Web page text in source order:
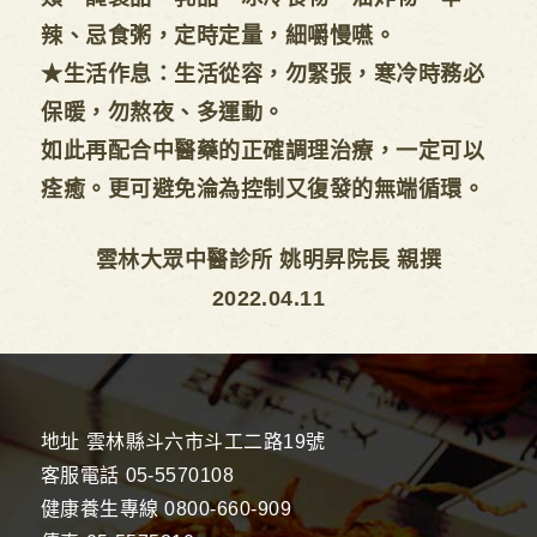
辣、忌食粥，定時定量，細嚼慢嚥。
★生活作息：生活從容，勿緊張，寒冷時務必
保暖，勿熬夜、多運動。
如此再配合中醫藥的正確調理治療，一定可以
痊癒。更可避免淪為控制又復發的無端循環。
雲林大眾中醫診所 姚明昇院長 親撰
2022.04.11
地址 雲林縣斗六市斗工二路19號
客服電話 05-5570108
健康養生專線 0800-660-909